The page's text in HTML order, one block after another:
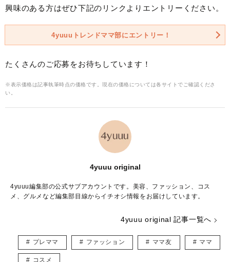
興味のある方はぜひ下記のリンクよりエントリーください。
4yuuuトレンドママ部にエントリー！
たくさんのご応募をお待ちしています！
※表示価格は記事執筆時点の価格です。現在の価格については各サイトでご確認くださ
い。
4yuuu original
4yuuu編集部の公式サブアカウントです。美容、ファッション、コス
メ、グルメなど編集部目線からイチオシ情報をお届けしています。
4yuuu original 記事一覧へ
プレママ ファッション ママ友 ママ
コスメ